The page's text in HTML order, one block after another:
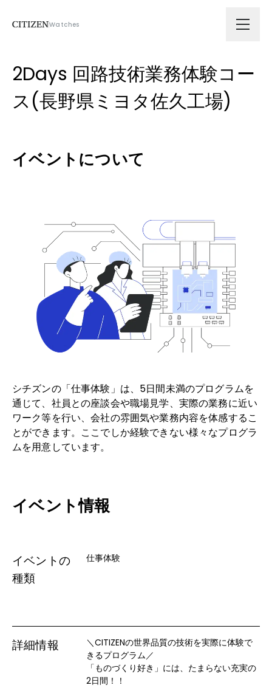
Watches
会社情報
技術ソリューション
2Days 回路技術業務体験コー
ス(長野県ミヨタ佐久工場)
イベントについて
シチズンの「仕事体験」は、5日間未満のプログラムを
通じて、社員との座談会や職場見学、実際の業務に近い
ワーク等を行い、会社の雰囲気や業務内容を体感するこ
とができます。ここでしか経験できない様々なプログラ
ムを用意しています。
イベント情報
イベントの
種類
仕事体験
詳細情報
＼CITIZENの世界品質の技術を実際に体験で
きるプログラム／
「ものづくり好き」には、たまらない充実の
2日間！！